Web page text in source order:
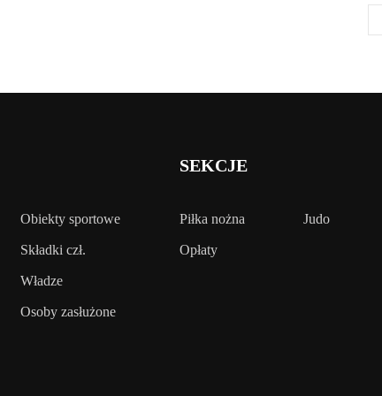
Obiekty sportowe
Składki czł.
Władze
Osoby zasłużone
SEKCJE
Piłka nożna Judo
Opłaty